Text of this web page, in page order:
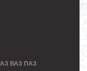
ВАЗ ПАЗ